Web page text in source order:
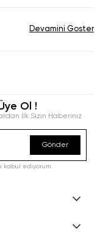
Ol !
İlk Sizin Haberiniz
Gönder
kabul ediyorum.